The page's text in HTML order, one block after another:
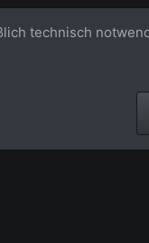
Bildagentur
technisch